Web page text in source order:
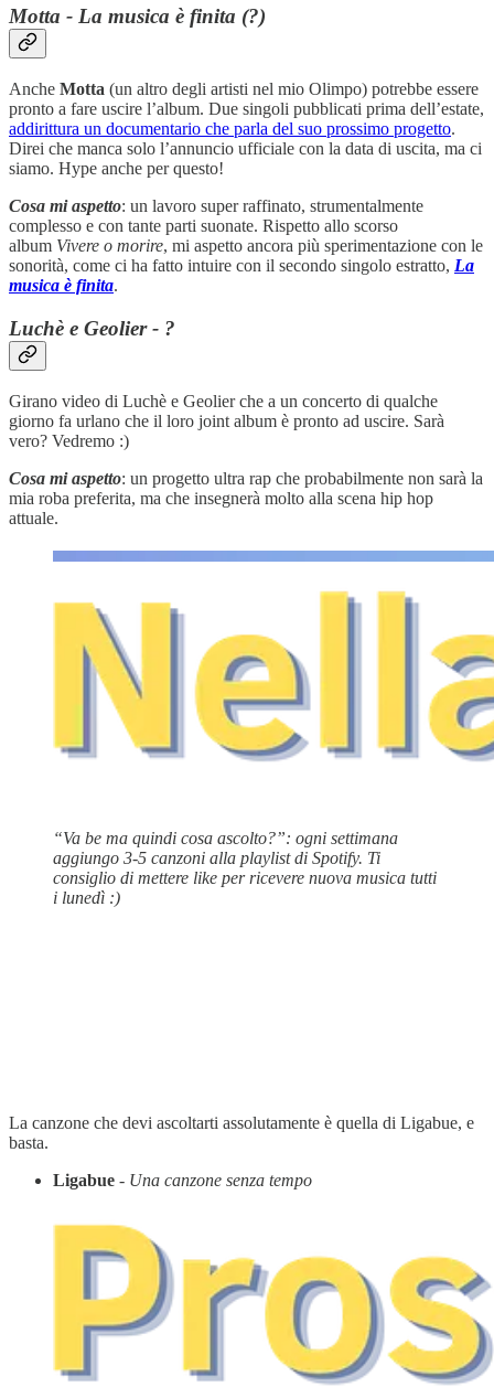
Motta - La musica è finita (?)
Anche Motta (un altro degli artisti nel mio Olimpo) potrebbe essere
pronto a fare uscire l’album. Due singoli pubblicati prima dell’estate,
addirittura un documentario che parla del suo prossimo progetto.
Direi che manca solo l’annuncio ufficiale con la data di uscita, ma ci
siamo. Hype anche per questo!
Cosa mi aspetto: un lavoro super raffinato, strumentalmente
complesso e con tante parti suonate. Rispetto allo scorso
album Vivere o morire, mi aspetto ancora più sperimentazione con le
sonorità, come ci ha fatto intuire con il secondo singolo estratto, La
musica è finita.
Luchè e Geolier - ?
Girano video di Luchè e Geolier che a un concerto di qualche
giorno fa urlano che il loro joint album è pronto ad uscire. Sarà
vero? Vedremo :)
Cosa mi aspetto: un progetto ultra rap che probabilmente non sarà la
mia roba preferita, ma che insegnerà molto alla scena hip hop
attuale.
“Va be ma quindi cosa ascolto?”: ogni settimana
aggiungo 3-5 canzoni alla playlist di Spotify. Ti
consiglio di mettere like per ricevere nuova musica tutti
i lunedì :)
La canzone che devi ascoltarti assolutamente è quella di Ligabue, e
basta.
Ligabue - Una canzone senza tempo